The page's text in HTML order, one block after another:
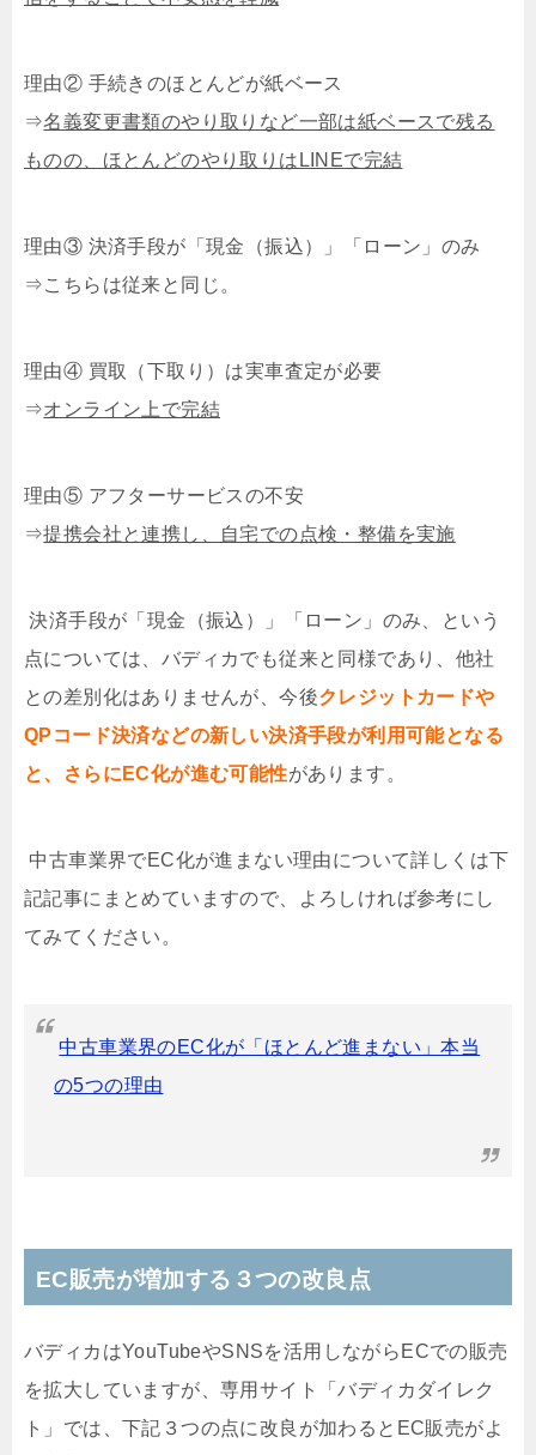
理由② 手続きのほとんどが紙ベース
⇒名義変更書類のやり取りなど一部は紙ベースで残る
ものの、ほとんどのやり取りはLINEで完結
理由③ 決済手段が「現金（振込）」「ローン」のみ
⇒こちらは従来と同じ。
理由④ 買取（下取り）は実車査定が必要
⇒オンライン上で完結
理由⑤ アフターサービスの不安
⇒提携会社と連携し、自宅での点検・整備を実施
決済手段が「現金（振込）」「ローン」のみ、という
点については、バディカでも従来と同様であり、他社
との差別化はありませんが、今後クレジットカードや
QPコード決済などの新しい決済手段が利用可能となる
と、さらにEC化が進む可能性があります。
中古車業界でEC化が進まない理由について詳しくは下
記記事にまとめていますので、よろしければ参考にし
てみてください。
中古車業界のEC化が「ほとんど進まない」本当
の5つの理由
EC販売が増加する３つの改良点
バディカはYouTubeやSNSを活用しながらECでの販売
を拡大していますが、専用サイト「バディカダイレク
ト」では、下記３つの点に改良が加わるとEC販売がよ